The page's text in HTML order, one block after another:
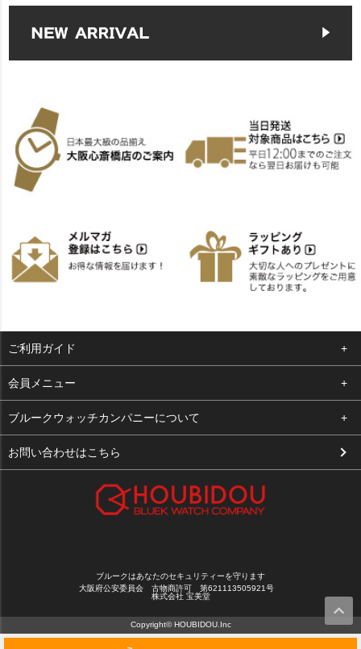
ご利用ガイド
よくある質問
支払い・送料
お客様の声
会員メニュー
ログイン
お気に入り
ブルークウォッチカンパニーについて
会社概要
お問い合わせはこちら
ブルークはあなたのセキュリティーを守ります
大阪府公安委員会 古物商許可 第621113505921号
株式会社 宝美堂
Copyright© HOUBIDOU.Inc